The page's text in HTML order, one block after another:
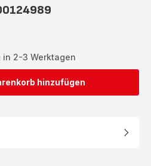
in 2-3 Werktagen
hinzufügen